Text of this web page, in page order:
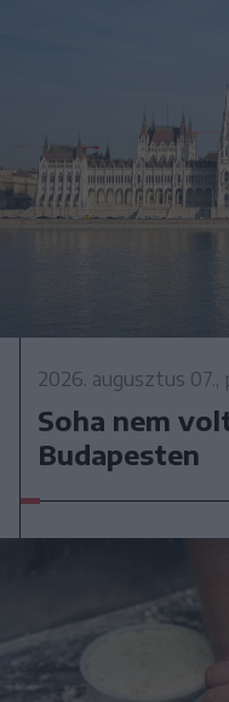
2026. augusztus
Soha nem
Budapesten